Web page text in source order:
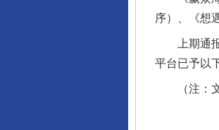
序）、《想
上期通报
平台已予以
（注：文